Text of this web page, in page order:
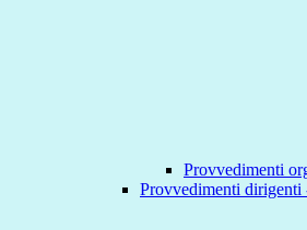
Provvedimenti
Provvedimenti dirigenti